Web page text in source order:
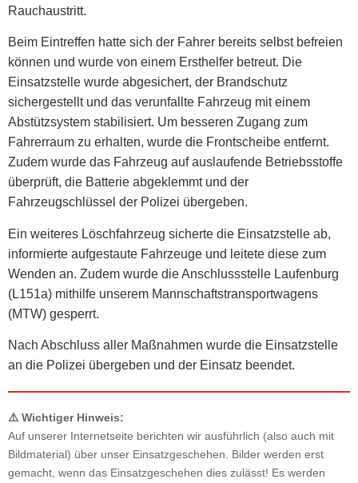
Rauchaustritt.
Beim Eintreffen hatte sich der Fahrer bereits selbst befreien
können und wurde von einem Ersthelfer betreut. Die
Einsatzstelle wurde abgesichert, der Brandschutz
sichergestellt und das verunfallte Fahrzeug mit einem
Abstützsystem stabilisiert. Um besseren Zugang zum
Fahrerraum zu erhalten, wurde die Frontscheibe entfernt.
Zudem wurde das Fahrzeug auf auslaufende Betriebsstoffe
überprüft, die Batterie abgeklemmt und der
Fahrzeugschlüssel der Polizei übergeben.
Ein weiteres Löschfahrzeug sicherte die Einsatzstelle ab,
informierte aufgestaute Fahrzeuge und leitete diese zum
Wenden an. Zudem wurde die Anschlussstelle Laufenburg
(L151a) mithilfe unserem Mannschaftstransportwagens
(MTW) gesperrt.
Nach Abschluss aller Maßnahmen wurde die Einsatzstelle
an die Polizei übergeben und der Einsatz beendet.
⚠️ Wichtiger Hinweis:
Auf unserer Internetseite berichten wir ausführlich (also auch mit
Bildmaterial) über unser Einsatzgeschehen. Bilder werden erst
gemacht, wenn das Einsatzgeschehen dies zulässt! Es werden